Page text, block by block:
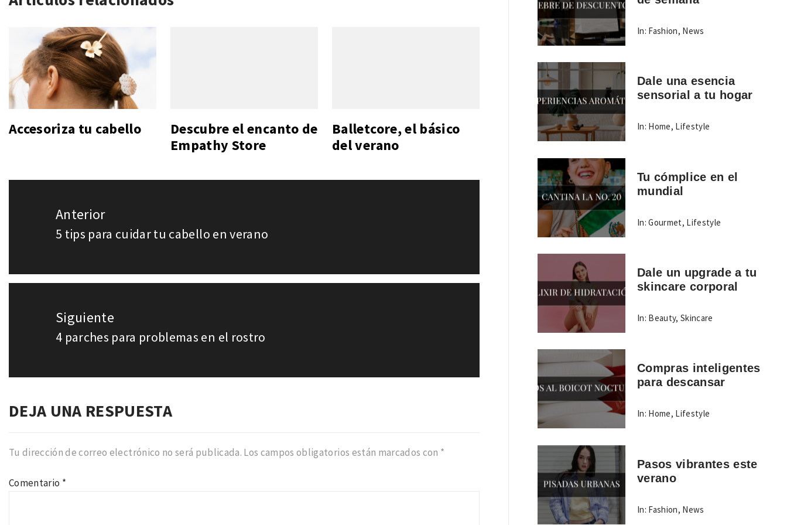
Accesoriza tu cabello
Descubre el encanto de
Empathy Store
Balletcore, el básico
del verano
entradas
Anterior
Entrada
5 tips para cuidar tu cabello en verano
Siguiente
Entrada
4 parches para problemas en el rostro
DEJA UNA RESPUESTA
Tu dirección de correo electrónico no será publicada. Los campos obligatorios están marcados con *
Comentario *
In: Fashion, News
Dale una esencia
sensorial a tu hogar
In: Home, Lifestyle
Tu cómplice en el
mundial
In: Gourmet, Lifestyle
Dale un upgrade a tu
skincare corporal
In: Beauty,Skincare
Compras inteligentes
para descansar
In: Home, Lifestyle
Pasos vibrantes este
verano
In: Fashion, News